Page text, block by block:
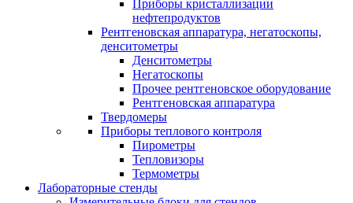
Приборы кристаллизации
нефтепродуктов
Рентгеновская аппаратура, негатоскопы,
денситометры
Денситометры
Негатоскопы
Прочее рентгеновское оборудование
Рентгеновская аппаратура
Твердомеры
Приборы теплового контроля
Пирометры
Тепловизоры
Термометры
Лабораторные стенды